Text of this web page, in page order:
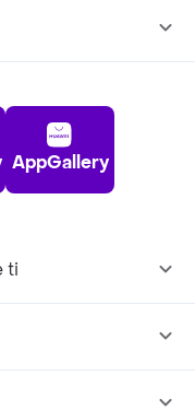
AppGallery
ti